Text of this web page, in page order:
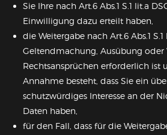
Sie Ihre nach Art.6 Abs.1 S.1 lit.a
Einwilligung dazu erteilt haben,
die Weitergabe nach Art.6 Abs.1
Geltendmachung, Ausübung oder
Rechtsansprüchen erforderlich ist
Annahme besteht, dass Sie ein
schutzwürdiges Interesse an der
Daten haben,
für den Fall, dass für die